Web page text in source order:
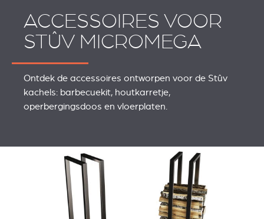
ACCESSOIRES VOOR
STÛV MICROMEGA
Ontdek de accessoires ontworpen voor de Stûv
kachels: barbecuekit, houtkarretje,
operbergingsdoos en vloerplaten.